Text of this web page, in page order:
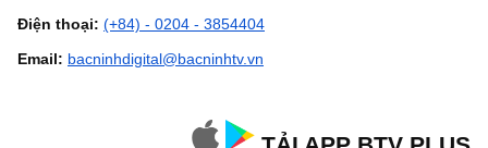
Điện thoại: (+84) - 0204 - 3854404
Email: bacninhdigital@bacninhtv.vn